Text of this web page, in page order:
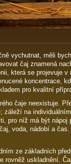
vychutnat, měli
čaj znamená
která se projevuje
koncentrace,
pro kvalitní
čaje neexistuje.
záleží na
pro níž má být nápoj
voda, nádobí a
ze základních
rovněž uskladnění.